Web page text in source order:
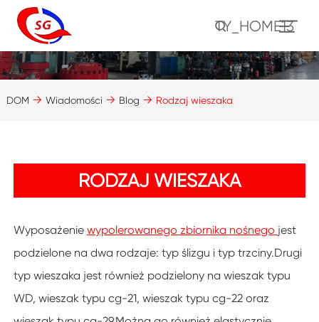
TY_HOME13
DOM Wiadomości Blog Rodzaj wieszaka
RODZAJ WIESZAKA
Wyposażenie wypolerowanego zbiornika nośnego jest
podzielone na dwa rodzaje: typ ślizgu i typ trzciny.Drugi
typ wieszaka jest również podzielony na wieszak typu
WD, wieszak typu cg-21, wieszak typu cg-22 oraz